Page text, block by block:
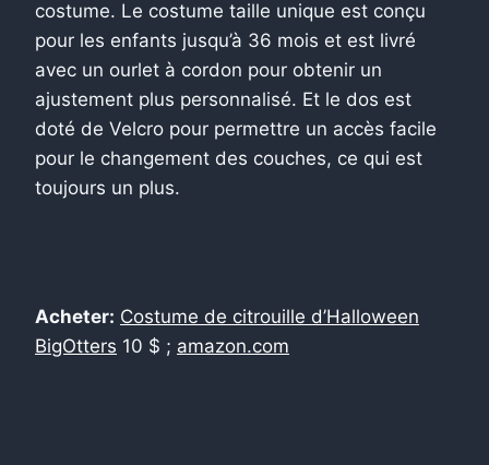
costume. Le costume taille unique est conçu
pour les enfants jusqu’à 36 mois et est livré
avec un ourlet à cordon pour obtenir un
ajustement plus personnalisé. Et le dos est
doté de Velcro pour permettre un accès facile
pour le changement des couches, ce qui est
toujours un plus.
Acheter: Costume de citrouille d’Halloween
BigOtters 10 $ ; amazon.com